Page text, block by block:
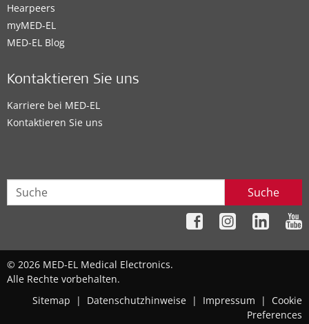
Hearpeers
myMED‑EL
MED-EL Blog
Kontaktieren Sie uns
Karriere bei MED-EL
Kontaktieren Sie uns
Suche
© 2026 MED-EL Medical Electronics.
Alle Rechte vorbehalten.
Sitemap
| Datenschutzhinweise | Impressum | Cookie
Preferences